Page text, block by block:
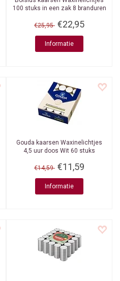
100 stuks in een zak 8 branduren
€25,95 €22,95
Informatie
Gouda kaarsen Waxinelichtjes
4,5 uur doos Wit 60 stuks
€14,59 €11,59
Informatie